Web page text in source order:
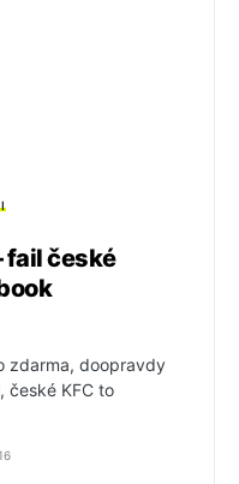
fail české
zdarma, doopravdy
české KFC to